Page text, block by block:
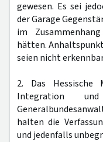
gewesen. Es sei
der Garage
im
hätten.
seien nicht
2. Das
Integration
halten die
und jedenfalls